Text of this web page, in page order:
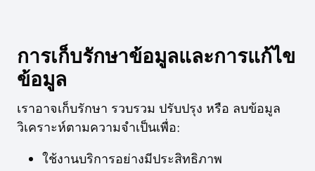
การเก็บรักษาข้อมูลและการแก้ไข
ข้อมูล
เราอาจเก็บรักษา รวบรวม ปรับปรุง หรือ ลบข้อมูล
วิเคราะห์ตามความจำเป็นเพื่อ:
ใช้งานบริการอย่างมีประสิทธิภาพ